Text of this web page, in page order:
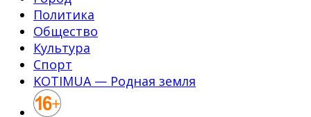
Политика
Общество
Культура
Спорт
KOTIMUA — Родная земля